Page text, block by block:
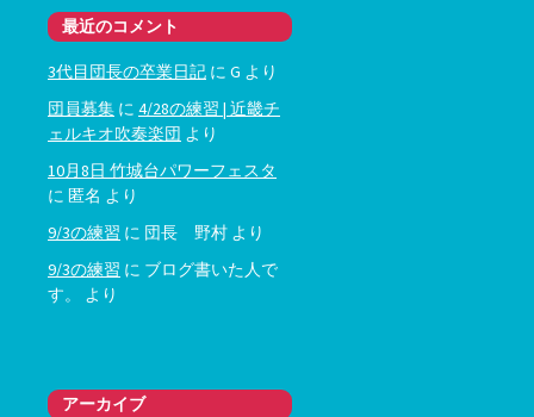
最近のコメント
3代目団長の卒業日記 に G より
団員募集 に 4/28の練習 | 近畿チ
ェルキオ吹奏楽団 より
10月8日 竹城台パワーフェスタ
に 匿名 より
9/3の練習 に 団長 野村 より
9/3の練習 に ブログ書いた人で
す。
より
アーカイブ